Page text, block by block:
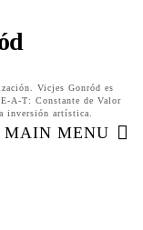
Vicjes Gonród es
A-T: Constante de Valor
inversión artística.
MAIN MENU